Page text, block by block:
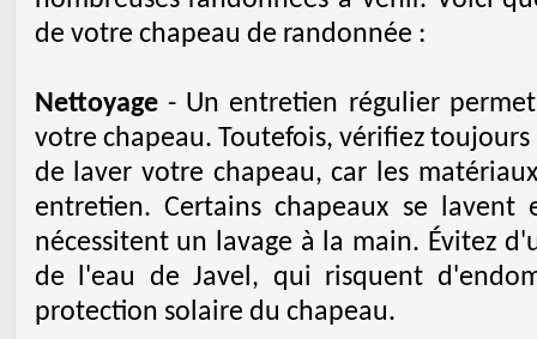
de votre chapeau de randonnée :
Nettoyage- Un entretien régulier
votre chapeau. Toutefois, vérifiez
de laver votre chapeau, car les
entretien. Certains chapeaux se
nécessitent un lavage à la main. Évitez
de l'eau de Javel, qui risquent
protection solaire du chapeau.